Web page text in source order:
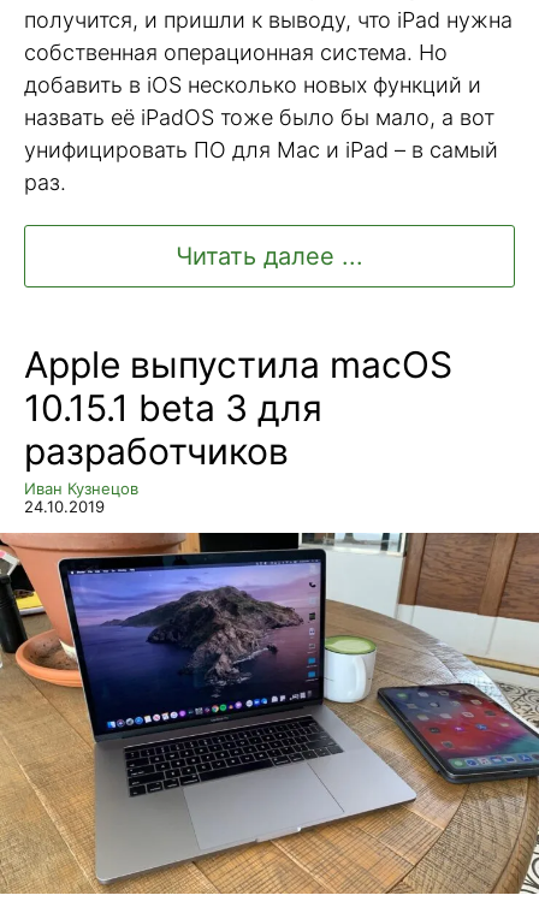
получится, и пришли к выводу, что iPad нужна
собственная операционная система. Но
добавить в iOS несколько новых функций и
назвать её iPadOS тоже было бы мало, а вот
унифицировать ПО для Mac и iPad – в самый
раз.
Читать далее ...
Apple выпустила macOS
10.15.1 beta 3 для
разработчиков
Иван Кузнецов
24.10.2019